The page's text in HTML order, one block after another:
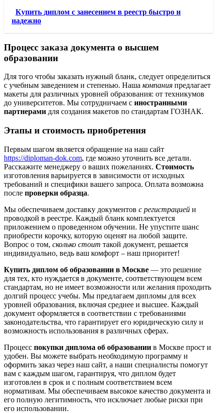
Купить диплом с занесением в реестр быстро и
надежно
Процесс заказа документа о высшем
образовании
Для того чтобы заказать нужный бланк, следует определиться
с учебным заведением и степенью. Наша компания предлагает
макеты для различных уровней образования: от техникумов
до университетов. Мы сотрудничаем с иностранными
партнерами для создания макетов по стандартам ГОЗНАК.
Этапы и стоимость приобретения
Первым шагом является обращение на наш сайт
https://diploman-dok.com, где можно уточнить все детали.
Расскажите менеджеру о ваших пожеланиях. Стоимость
изготовления варьируется в зависимости от исходных
требований и специфики вашего запроса. Оплата возможна
после проверки образца.
Мы обеспечиваем доставку документов с регистрацией и
проводкой в реестре. Каждый бланк комплектуется
приложением о проведенном обучении. Не упустите шанс
приобрести корочку, которую оценят на любой защите.
Вопрос о том, сколько стоит такой документ, решается
индивидуально, ведь ваш комфорт – наш приоритет!
Купить диплом об образовании в Москве — это решение
для тех, кто нуждается в документе, соответствующем всем
стандартам, но не имеет возможности или желания проходить
долгий процесс учебы. Мы предлагаем дипломы для всех
уровней образования, включая среднее и высшее. Каждый
документ оформляется в соответствии с требованиями
законодательства, что гарантирует его юридическую силу и
возможность использования в различных сферах.
Процесс покупки диплома об образовании в Москве прост и
удобен. Вы можете выбрать необходимую программу и
оформить заказ через наш сайт, а наши специалисты помогут
вам с каждым шагом, гарантируя, что диплом будет
изготовлен в срок и с полным соответствием всем
нормативам. Мы обеспечиваем высокое качество документа и
его полную легитимность, что исключает любые риски при
его использовании.